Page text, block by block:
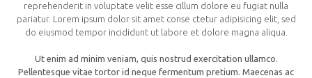
reprehenderit in voluptate velit esse cillum dolore eu fugiat nulla
pariatur. Lorem ipsum dolor sit amet conse ctetur adipisicing elit, sed
do eiusmod tempor incididunt ut labore et dolore magna aliqua.
Ut enim ad minim veniam, quis nostrud exercitation ullamco.
Pellentesque vitae tortor id neque fermentum pretium. Maecenas ac